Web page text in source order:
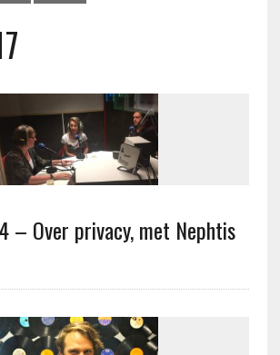
– Over privacy, met Nephtis